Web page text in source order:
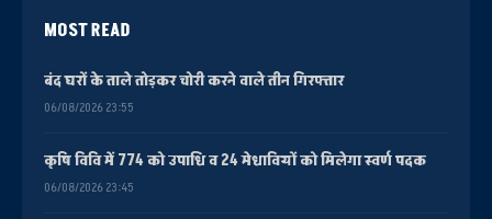
MOST READ
बंद घरों के ताले तोड़कर चोरी करने वाले तीन गिरफ्तार
06/08/2026 23:55
कृषि विवि में 774 को उपाधि व 24 मेधावियों को मिलेगा स्वर्ण पदक
06/08/2026 23:45